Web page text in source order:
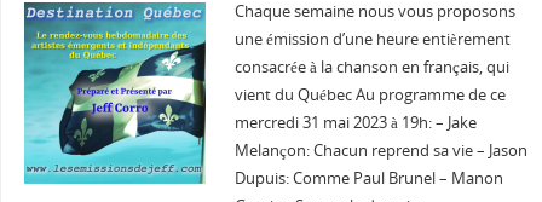
Chaque semaine nous vous proposons
une émission d’une heure entièrement
consacrée à la chanson en français, qui
vient du Québec Au programme de ce
mercredi 31 mai 2023 à 19h: – Jake
Melançon: Chacun reprend sa vie – Jason
Dupuis: Comme Paul Brunel – Manon